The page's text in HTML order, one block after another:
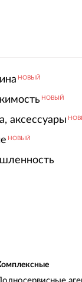
НОВЫЙ
НОВЫЙ
аксессуары
НОВЫЙ